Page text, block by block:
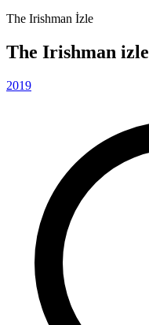
The Irishman İzle
The Irishman izle
2019